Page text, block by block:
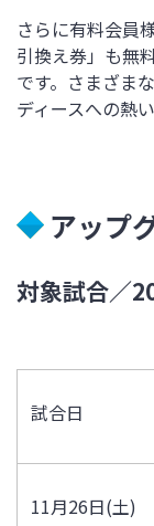
さらに有料会員
引換え券」も無
です。さまざま
ディースへの熱
アップ
対象試合／
試合日
11月26日(土)